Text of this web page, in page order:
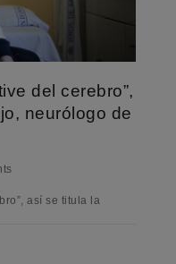
del cerebro”,
neurólogo de
así se titula la